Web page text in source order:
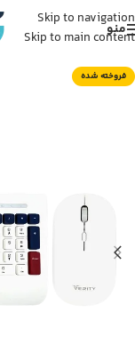
Skip to navigation
Skip to main content
منو
فروخته شده